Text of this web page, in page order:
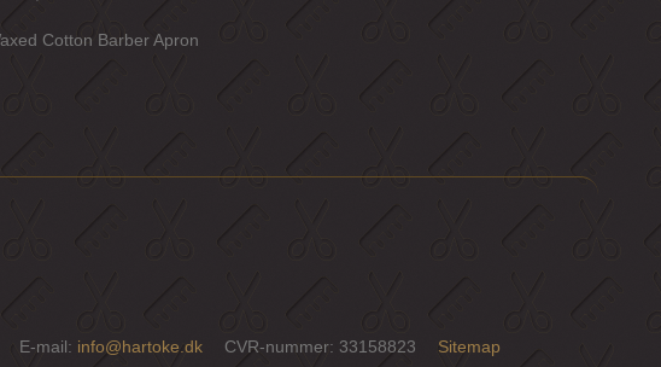
Cotton Barber Apron
E-mail: info@hartoke.dk CVR-nummer: 33158823
Sitemap